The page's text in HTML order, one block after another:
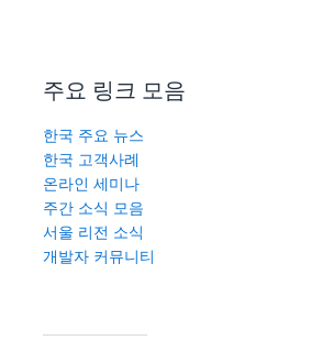
주요 링크 모음
한국 주요 뉴스
한국 고객사례
온라인 세미나
주간 소식 모음
서울 리전 소식
개발자 커뮤니티